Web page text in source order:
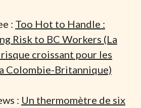
: Too Hot to Handle :
Risk to BC Workers (La
croissant pour les
Colombie-Britannique)
: Un thermomètre de six